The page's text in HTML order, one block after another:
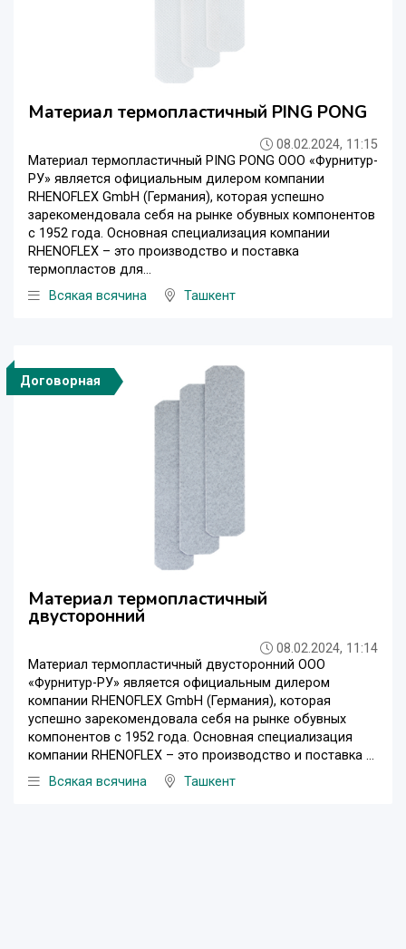
Материал термопластичный PING PONG
08.02.2024, 11:15
Материал термопластичный PING PONG ООО «Фурнитур-
РУ» является официальным дилером компании
RHENOFLEX GmbH (Германия), которая успешно
зарекомендовала себя на рынке обувных компонентов
с 1952 года. Основная специализация компании
RHENOFLEX – это производство и поставка
термопластов для...
Всякая всячина
Ташкент
Договорная
Материал термопластичный
двусторонний
08.02.2024, 11:14
Материал термопластичный двусторонний ООО
«Фурнитур-PУ» является официальным дилером
компании RHENOFLEX GmbH (Германия), которая
успешно зарекомендовала себя на рынке обувных
компонентов с 1952 года. Основная специализация
компании RHENOFLEX – это производство и поставка ...
Всякая всячина
Ташкент